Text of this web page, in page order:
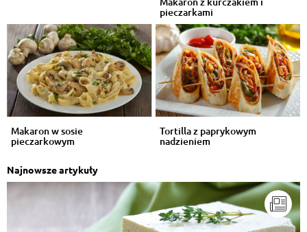
pieczarkami
Makaron w sosie
pieczarkowym
Tortilla z paprykowym
nadzieniem
Najnowsze artykuły